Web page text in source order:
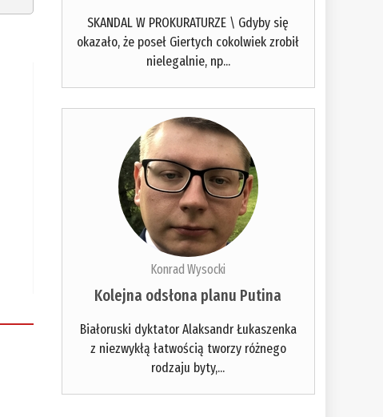
SKANDAL W PROKURATURZE \ Gdyby się
okazało, że poseł Giertych cokolwiek zrobił
nielegalnie, np...
Konrad Wysocki
Kolejna odsłona planu Putina
Białoruski dyktator Alaksandr Łukaszenka
z niezwykłą łatwością tworzy różnego
rodzaju byty,...